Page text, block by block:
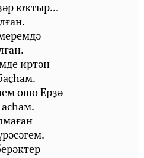
юҡтыр...
иртән
ошо Ерҙә